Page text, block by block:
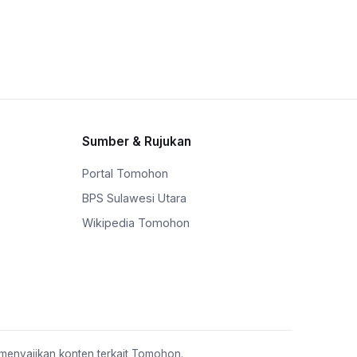
Sumber & Rujukan
Portal Tomohon
BPS Sulawesi Utara
Wikipedia Tomohon
konten terkait Tomohon.